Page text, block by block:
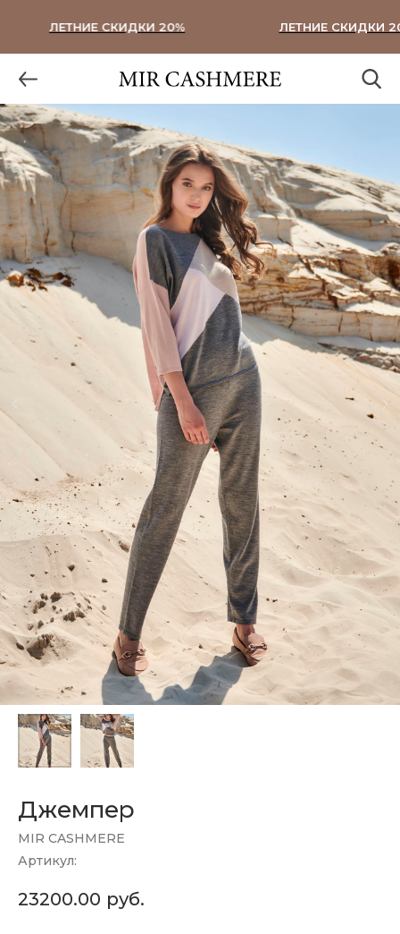
ЛЕТНИЕ СКИДКИ 20% ЛЕТНИЕ СКИДКИ 20%
Джемпер
MIR CASHMERE
Артикул:
23200.00 руб.